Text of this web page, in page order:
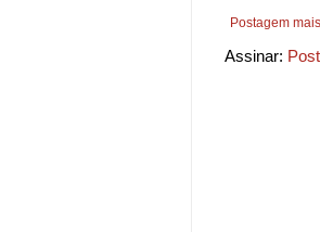
Postagem
Assinar: